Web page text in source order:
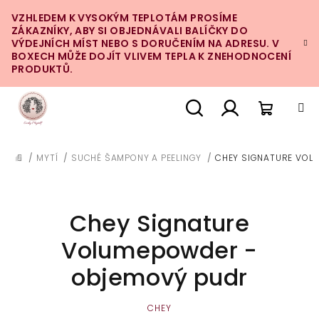
na
obsah
VZHLEDEM K VYSOKÝM TEPLOTÁM PROSÍME
ZÁKAZNÍKY, ABY SI OBJEDNÁVALI BALÍČKY DO
VÝDEJNÍCH MÍST NEBO S DORUČENÍM NA ADRESU. V
BOXECH MŮŽE DOJÍT VLIVEM TEPLA K ZNEHODNOCENÍ
PRODUKTŮ.
DOMŮ
/ MYTÍ / SUCHÉ ŠAMPONY A PEELINGY / CHEY SIGNATURE
Chey Signature
Volumepowder -
objemový pudr
CHEY